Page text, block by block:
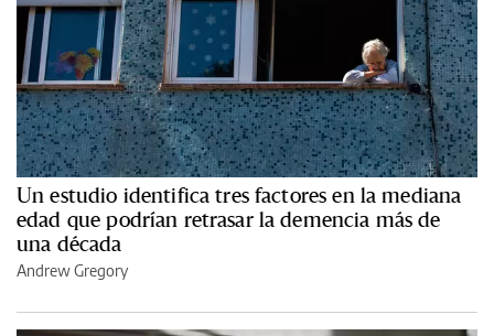
Un estudio identifica tres factores en la mediana
edad que podrían retrasar la demencia más de
una década
Andrew Gregory